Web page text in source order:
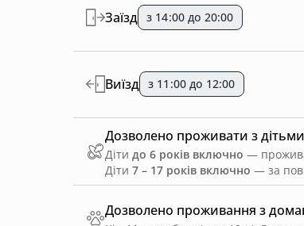
Дозволено проживання з
Заїзд з 14:00 до 20:00
Виїзд з 11:00 до 12:00
Дозволено проживати з дітьми
Діти до 6 років включно —
Діти 7 – 17 років включно — за